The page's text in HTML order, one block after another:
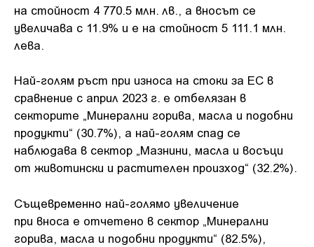
на стойност 4 770.5 млн. лв., а вносът се
увеличава с 11.9% и е на стойност 5 111.1 млн.
лева.
Най-голям ръст при износа на стоки за ЕС в
сравнение с април 2023 г. е отбелязан в
секторите „Минерални горива, масла и подобни
продукти“ (30.7%), а най-голям спад се
наблюдава в сектор „Мазнини, масла и восъци
от животински и растителен произход“ (32.2%).
Същевременно най-голямо увеличение
при вноса е отчетено в сектор „Минерални
горива, масла и подобни продукти“ (82.5%),